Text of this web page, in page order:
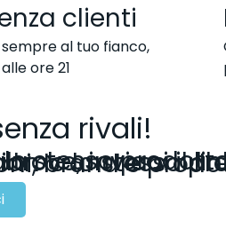
clienti
al tuo fianco,
ore 21
rivali!
altrove, inviaci il link o una foto: ti applichiamo lo stesso prezzo, a parità di